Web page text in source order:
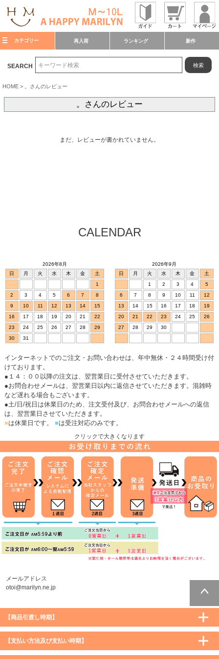
カテゴリー 再入荷 ランキング 新作
SEARCH 検索
HOME 。さんのレビュー
。さんのレビュー
まだ、レビューが書かれていません。
ページトッ
プへ
CALENDAR
2026年8月
日
月 火 水 木 金
土
1
2
3 4 5 6 7
8
9
10 11 12 13 14
15
16
17 18 19 20 21
22
23
24 25 26 27 28
29
30
31
2026年9月
日
月 火 水 木 金
土
1
2 3 4
5
6
7 8 9 10 11
12
13
14 15 16 17 18
19
20
21 22 23 24 25
26
27
28 29 30
インターネットでのご注文・お問い合わせは、年中無休・２４時間受け付
けております。
●１４：００以降の注文は、翌営業日に受付させていただきます。
●お問合わせメールは、翌営業日以内に返信させていただきます。混雑時
など遅れる場合もございます。
●土/日/祝日は休業日のため、注文受付及び、お問合わせメールへの返信
は、翌営業日させていただきます。
■は休業日です。 ■は受注対応のみです。
クリックで大きくなります
メールアドレス
otoi@marilyn.ne.jp
【商品引渡し時期】
【支払い方法及び支払い時期】